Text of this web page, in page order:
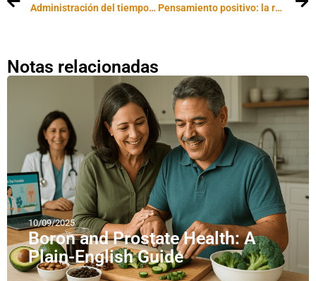
Administración del tiempo: diez claves muy efectivas para planificar cada día de manera extraordinaria Pensamiento positivo: la relación entre los pensamientos y las acciones
Notas relacionadas
10/09/2025
Boron and Prostate Health: A
Plain-English Guide